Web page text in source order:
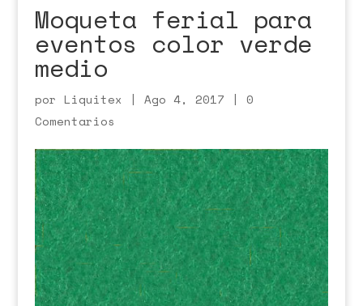
Moqueta ferial para
eventos color verde
medio
por Liquitex | Ago 4, 2017 | 0
Comentarios